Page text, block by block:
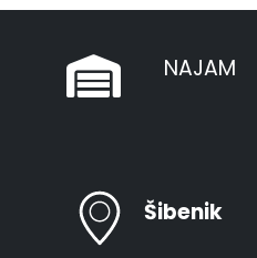
NAJAM
Šibenik